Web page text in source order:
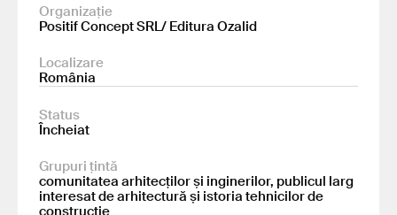
Organizație
Positif Concept SRL/ Editura Ozalid
Localizare
România
Status
Încheiat
Grupuri țintă
comunitatea arhitecților și inginerilor, publicul larg
interesat de arhitectură și istoria tehnicilor de
construcție